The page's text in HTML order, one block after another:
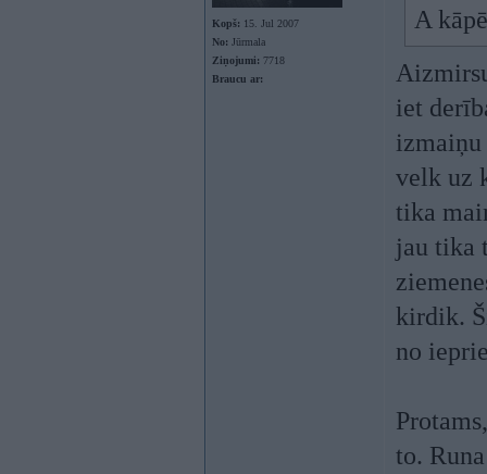
Kopš: 15. Jul 2007
No: Jūrmala
Ziņojumi: 7718
Braucu ar:
A
iet
izmaiņu
velk uz
tika
jau tika
kirdik.
no
to.